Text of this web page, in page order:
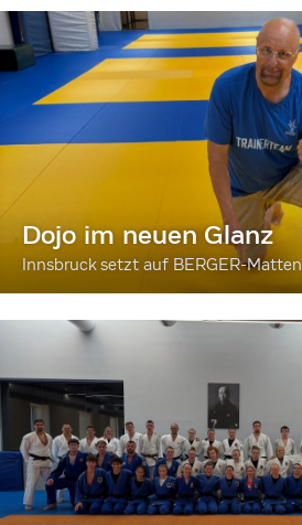
Dojo im neuen Glanz
Innsbruck setzt auf BERGER-Matten